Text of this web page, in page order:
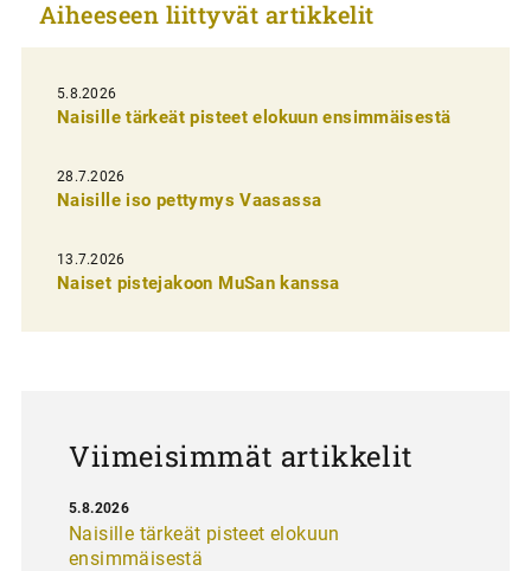
k
e
l
i
e
n
e
Aiheeseen liittyvät artikkelit
5.8.2026
Naisille tärkeät pisteet elokuun ensimmäisestä
28.7.2026
Naisille iso pettymys Vaasassa
13.7.2026
Naiset pistejakoon MuSan kanssa
Viimeisimmät artikkelit
Naisille tärkeät pisteet elokuun
ensimmäisestä
5.8.2026